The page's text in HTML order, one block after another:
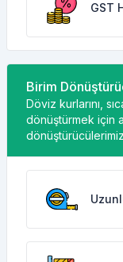
GST
Birim
Döviz kurlarını,
dönüştürmek için